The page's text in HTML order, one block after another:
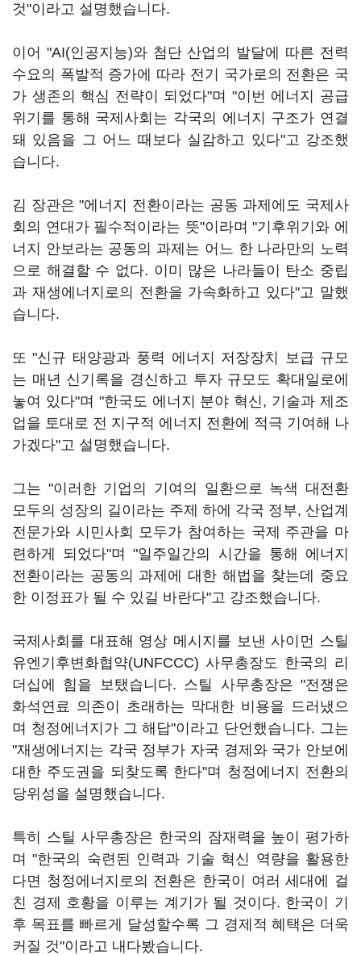
것"이라고 설명했습니다.
이어 "AI(인공지능)와 첨단 산업의 발달에 따른 전력
수요의 폭발적 증가에 따라 전기 국가로의 전환은 국
가 생존의 핵심 전략이 되었다"며 "이번 에너지 공급
위기를 통해 국제사회는 각국의 에너지 구조가 연결
돼 있음을 그 어느 때보다 실감하고 있다"고 강조했
습니다.
김 장관은 "에너지 전환이라는 공동 과제에도 국제사
회의 연대가 필수적이라는 뜻"이라며 "기후위기와 에
너지 안보라는 공동의 과제는 어느 한 나라만의 노력
으로 해결할 수 없다. 이미 많은 나라들이 탄소 중립
과 재생에너지로의 전환을 가속화하고 있다"고 말했
습니다.
또 "신규 태양광과 풍력 에너지 저장장치 보급 규모
는 매년 신기록을 경신하고 투자 규모도 확대일로에
놓여 있다"며 "한국도 에너지 분야 혁신, 기술과 제조
업을 토대로 전 지구적 에너지 전환에 적극 기여해 나
가겠다"고 설명했습니다.
그는 "이러한 기업의 기여의 일환으로 녹색 대전환
모두의 성장의 길이라는 주제 하에 각국 정부, 산업계
전문가와 시민사회 모두가 참여하는 국제 주관을 마
련하게 되었다"며 "일주일간의 시간을 통해 에너지
전환이라는 공동의 과제에 대한 해법을 찾는데 중요
한 이정표가 될 수 있길 바란다"고 강조했습니다.
국제사회를 대표해 영상 메시지를 보낸 사이먼 스틸
유엔기후변화협약(UNFCCC) 사무총장도 한국의 리
더십에 힘을 보탰습니다. 스틸 사무총장은 "전쟁은
화석연료 의존이 초래하는 막대한 비용을 드러냈으
며 청정에너지가 그 해답"이라고 단언했습니다. 그는
"재생에너지는 각국 정부가 자국 경제와 국가 안보에
대한 주도권을 되찾도록 한다"며 청정에너지 전환의
당위성을 설명했습니다.
특히 스틸 사무총장은 한국의 잠재력을 높이 평가하
며 "한국의 숙련된 인력과 기술 혁신 역량을 활용한
다면 청정에너지로의 전환은 한국이 여러 세대에 걸
친 경제 호황을 이루는 계기가 될 것이다. 한국이 기
후 목표를 빠르게 달성할수록 그 경제적 혜택은 더욱
커질 것"이라고 내다봤습니다.